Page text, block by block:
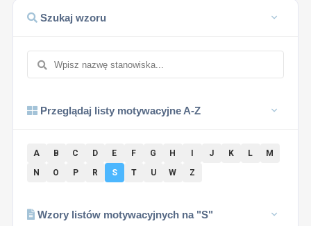
Szukaj wzoru
Przeglądaj listy motywacyjne A-Z
A B C D E F G H J K L
M
N
O P R S T U W Z
Wzory listów motywacyjnych na "S"